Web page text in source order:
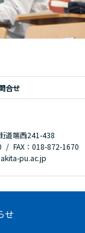
合せ
道端西241-438
FAX：018-872-1670
pu.ac.jp
せ